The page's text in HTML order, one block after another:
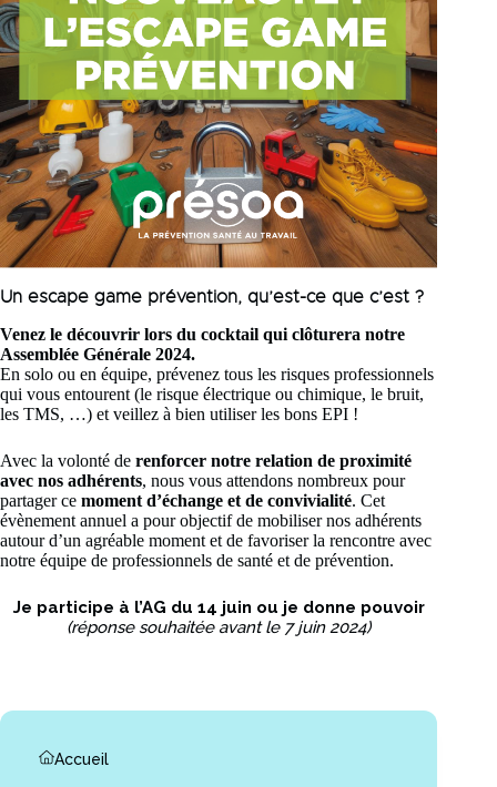
Un escape game prévention, qu’est-ce que c’est ?
Venez le découvrir lors du cocktail qui clôturera notre
Assemblée Générale 2024.
En solo ou en équipe, prévenez tous les risques professionnels
qui vous entourent (le risque électrique ou chimique, le bruit,
les TMS, …) et veillez à bien utiliser les bons EPI !
Avec la volonté de renforcer notre relation de proximité
avec nos adhérents, nous vous attendons nombreux pour
partager ce moment d’échange et de convivialité. Cet
évènement annuel a pour objectif de mobiliser nos adhérents
autour d’un agréable moment et de favoriser la rencontre avec
notre équipe de professionnels de santé et de prévention.
Je participe à l’AG du 14 juin ou je donne pouvoir
(réponse souhaitée avant le 7 juin 2024)
Accueil